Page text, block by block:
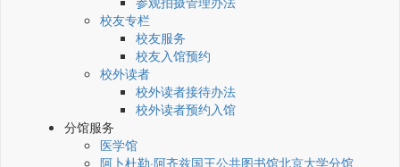
校友专栏
校友服务
校友入馆预约
校外读者
校外读者接待办法
校外读者预约入馆
分馆服务
医学馆
阿卜杜勒·阿齐兹国王公共图书馆北京大学分馆